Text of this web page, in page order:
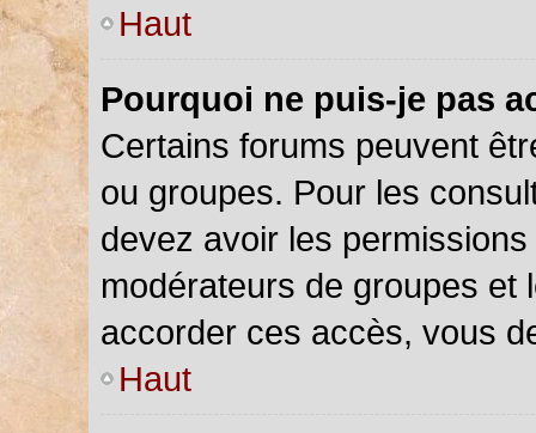
Haut
Pourquoi ne puis-je pas
Certains forums peuvent
ou groupes. Pour les
devez avoir les
modérateurs de groupes et
accorder ces accès, vous
Haut